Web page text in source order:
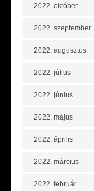
2022. október
2022. szeptember
2022. augusztus
2022. július
2022. június
2022. május
2022. április
2022. március
2022. február